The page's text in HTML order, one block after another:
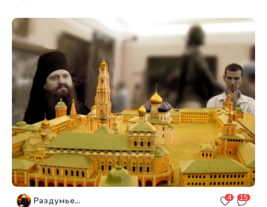
Раздумье... 4 15